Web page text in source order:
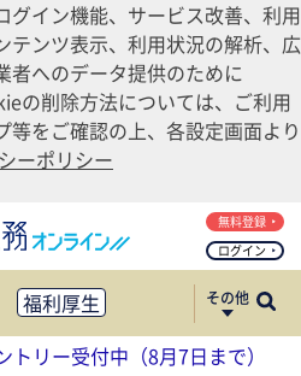
グイン機能、サービス改善、利用
テンツ表示、利用状況の解析、広
者へのデータ提供のために
の削除方法については、ご利用
等をご確認の上、各設定画面より
ーポリシー
ログイン
無料登録
福利厚生
その他
リー受付中（8月7日まで）